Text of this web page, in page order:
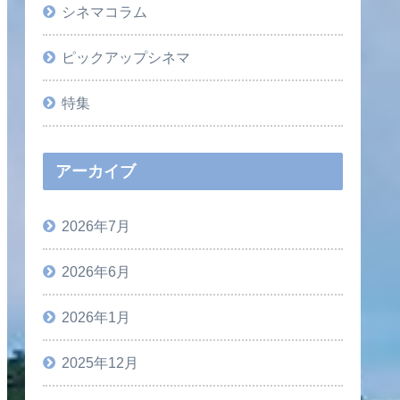
シネマコラム
ピックアップシネマ
特集
アーカイブ
2026年7月
2026年6月
2026年1月
2025年12月